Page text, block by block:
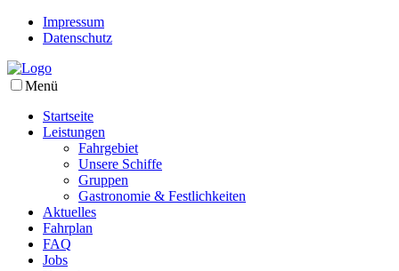
Impressum
Datenschutz
Menü
Startseite
Leistungen
Fahrgebiet
Unsere Schiffe
Gruppen
Gastronomie & Festlichkeiten
Aktuelles
Fahrplan
FAQ
Jobs